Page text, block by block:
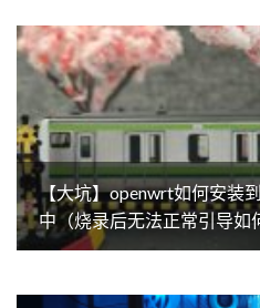
【大坑】openwrt如何安装
中（烧录后无法正常引导如